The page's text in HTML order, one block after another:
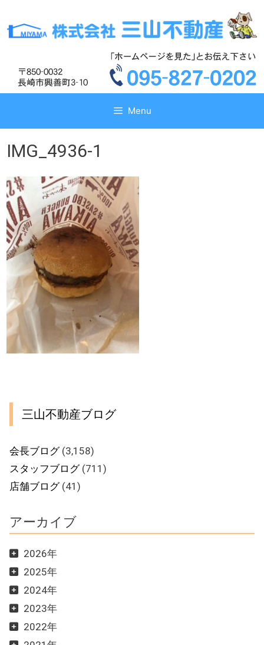
テ
ス
テ
ス
Menu
IMG_4936-1
三山不動産ブログ
会長ブログ(3,158)
スタッフブログ(711)
店舗ブログ(41)
アーカイブ
2026年
2025年
2024年
2023年
2022年